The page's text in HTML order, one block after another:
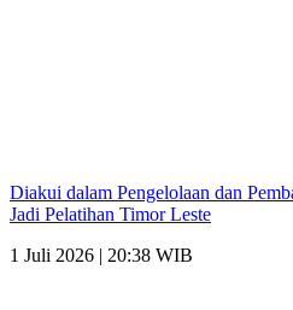
Diakui dalam Pengelolaan dan
Jadi Pelatihan Timor Leste
1 Juli 2026 | 20:38 WIB